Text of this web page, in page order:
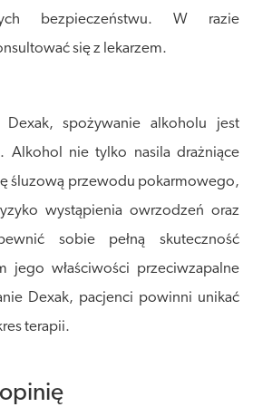
bezpieczeństwu. W razie
się z lekarzem.
Dexak, spożywanie alkoholu jest
Alkohol nie tylko nasila drażniące
śluzową przewodu pokarmowego,
wystąpienia owrzodzeń oraz
sobie pełną skuteczność
jego właściwości przeciwzapalne
Dexak, pacjenci powinni unikać
terapii.